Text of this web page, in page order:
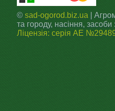
© sad-ogorod.biz.ua |
та городу, насіння,
Ліцензія: серія АЕ